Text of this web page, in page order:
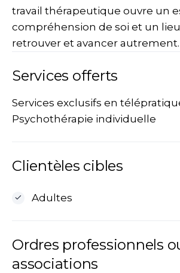
travail thérapeutique ouvre un
compréhension de soi et un
retrouver et avancer autrement.
Services offerts
Services exclusifs en
Psychothérapie individuelle
Clientèles cibles
Adultes
Ordres professionnels
associations